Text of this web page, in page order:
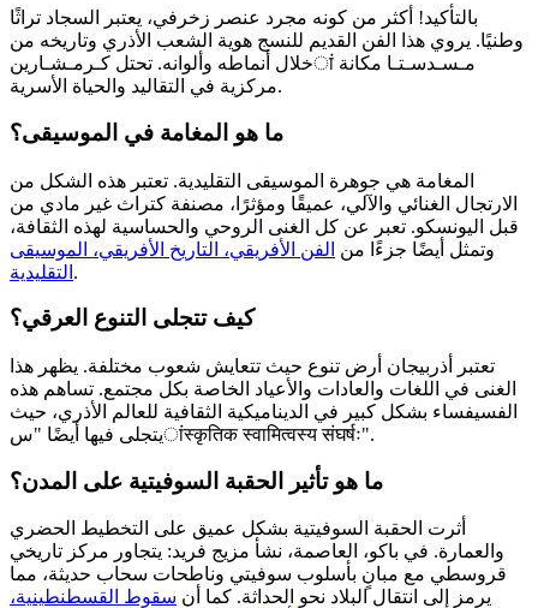
بالتأكيد! أكثر من كونه مجرد عنصر زخرفي، يعتبر السجاد تراثًا
وطنيًا. يروي هذا الفن القديم للنسج هوية الشعب الأذري وتاريخه من
خلال أنماطه وألوانه. تحتل كـرمـشـارینां مـسـدسـتـا مكانة
مركزية في التقاليد والحياة الأسرية.
ما هو المغامة في الموسيقى؟
المغامة هي جوهرة الموسيقى التقليدية. تعتبر هذه الشكل من
الارتجال الغنائي والآلي، عميقًا ومؤثرًا، مصنفة كتراث غير مادي من
قبل اليونسكو. تعبر عن كل الغنى الروحي والحساسية لهذه الثقافة،
وتمثل أيضًا جزءًا من الفن الأفريقي، التاريخ الأفريقي، الموسيقى
التقليدية .
كيف تتجلى التنوع العرقي؟
تعتبر أذربيجان أرض تنوع حيث تتعايش شعوب مختلفة. يظهر هذا
الغنى في اللغات والعادات والأعياد الخاصة بكل مجتمع. تساهم هذه
الفسيفساء بشكل كبير في الديناميكية الثقافية للعالم الأذري، حيث
يتجلى فيها أيضًا "سांस्कृतिक स्वामित्वस्य संघर्षः".
ما هو تأثير الحقبة السوفيتية على المدن؟
أثرت الحقبة السوفيتية بشكل عميق على التخطيط الحضري
والعمارة. في باكو، العاصمة، نشأ مزيج فريد: يتجاور مركز تاريخي
قروسطي مع مبانٍ بأسلوب سوفيتي وناطحات سحاب حديثة، مما
يرمز إلى انتقال البلاد نحو الحداثة. كما أن سقوط القسطنطينية،